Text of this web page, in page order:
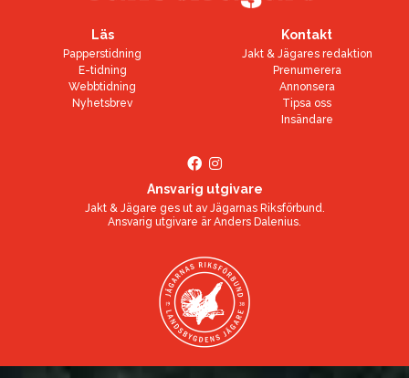
Läs
Papperstidning
E-tidning
Webbtidning
Nyhetsbrev
Kontakt
Jakt & Jägares redaktion
Prenumerera
Annonsera
Tipsa oss
Insändare
Ansvarig utgivare
Jakt & Jägare ges ut av Jägarnas Riksförbund.
Ansvarig utgivare ärAnders Dalenius.